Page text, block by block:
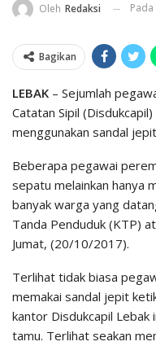
Oleh Redaksi Pada
Bagikan
LEBAK – Sejumlah
Catatan Sipil
menggunakan sandal
Beberapa pegawai
sepatu melainkan hanya
banyak warga yang
Tanda Penduduk (KTP)
Jumat, (20/10/2017).
Terlihat tidak biasa
memakai sandal jepit
kantor Disdukcapil
tamu. Terlihat seakan